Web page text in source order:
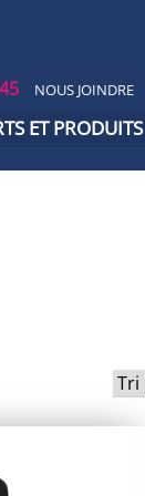
NOUS JOINDRE
ET PRODUITS